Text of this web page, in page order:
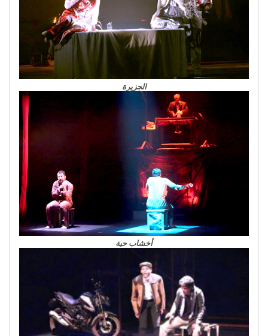
الجزيرة
أخشاب حية